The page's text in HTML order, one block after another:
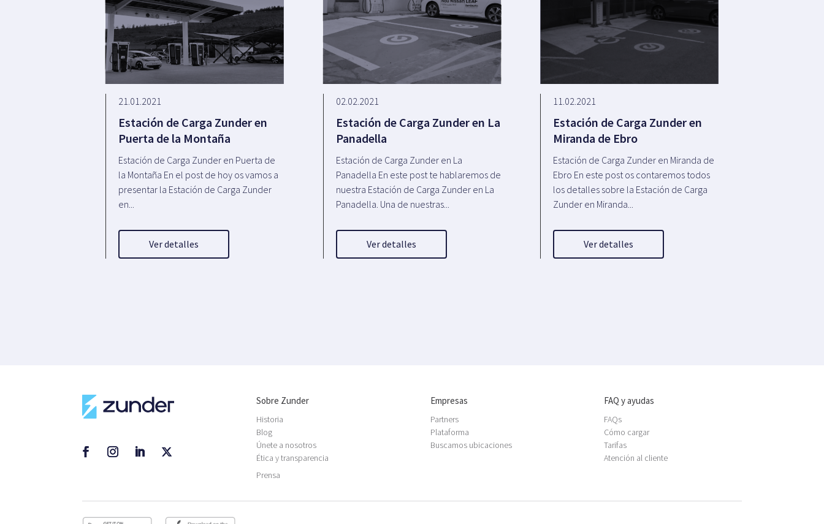
21.01.2021
Estación de Carga Zunder en
Puerta de la Montaña
Estación de Carga Zunder en Puerta de
la Montaña En el post de hoy os vamos a
presentar la Estación de Carga Zunder
en...
Ver detalles
02.02.2021
Estación de Carga Zunder en La
Panadella
Estación de Carga Zunder en La
Panadella En este post te hablaremos de
nuestra Estación de Carga Zunder en La
Panadella. Una de nuestras...
Ver detalles
11.02.2021
Estación de Carga Zunder en
Miranda de Ebro
Estación de Carga Zunder en Miranda de
Ebro En este post os contaremos todos
los detalles sobre la Estación de Carga
Zunder en Miranda...
Ver detalles
Sobre Zunder
Historia
Blog
Únete a nosotros
Ética y transparencia
Prensa
Empresas
Partners
Plataforma
Buscamos ubicaciones
FAQ y ayudas
FAQs
Cómo cargar
Tarifas
Atención al cliente